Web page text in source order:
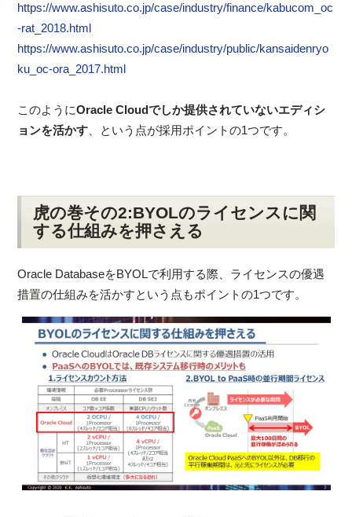
https://www.ashisuto.co.jp/case/industry/finance/kabucom_oc
-rat_2018.html
https://www.ashisuto.co.jp/case/industry/public/kansaidenryo
ku_oc-ora_2017.html
このようにOracle Cloudでしか提供されていないエディシ
ョンを活かす 、という点が採用ポイントの1つです。
虎の巻その2:BYOLのライセンスに関
する仕組みを押さえる
Oracle DatabaseをBYOLで利用する際、ライセンスの優遇
措置の仕組みを活かすという点もポイントの1つです。